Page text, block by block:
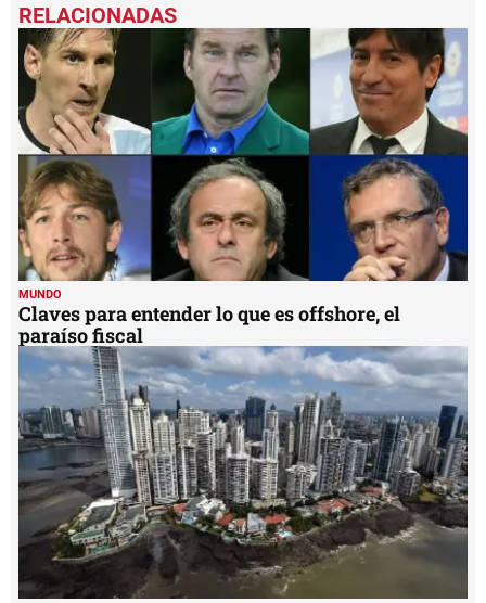
MUNDO
Claves para entender lo que es offshore, el
paraíso fiscal